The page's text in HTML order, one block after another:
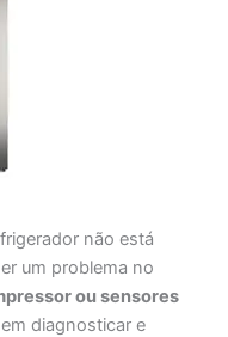
não está
um problema no
ou sensores
diagnosticar e